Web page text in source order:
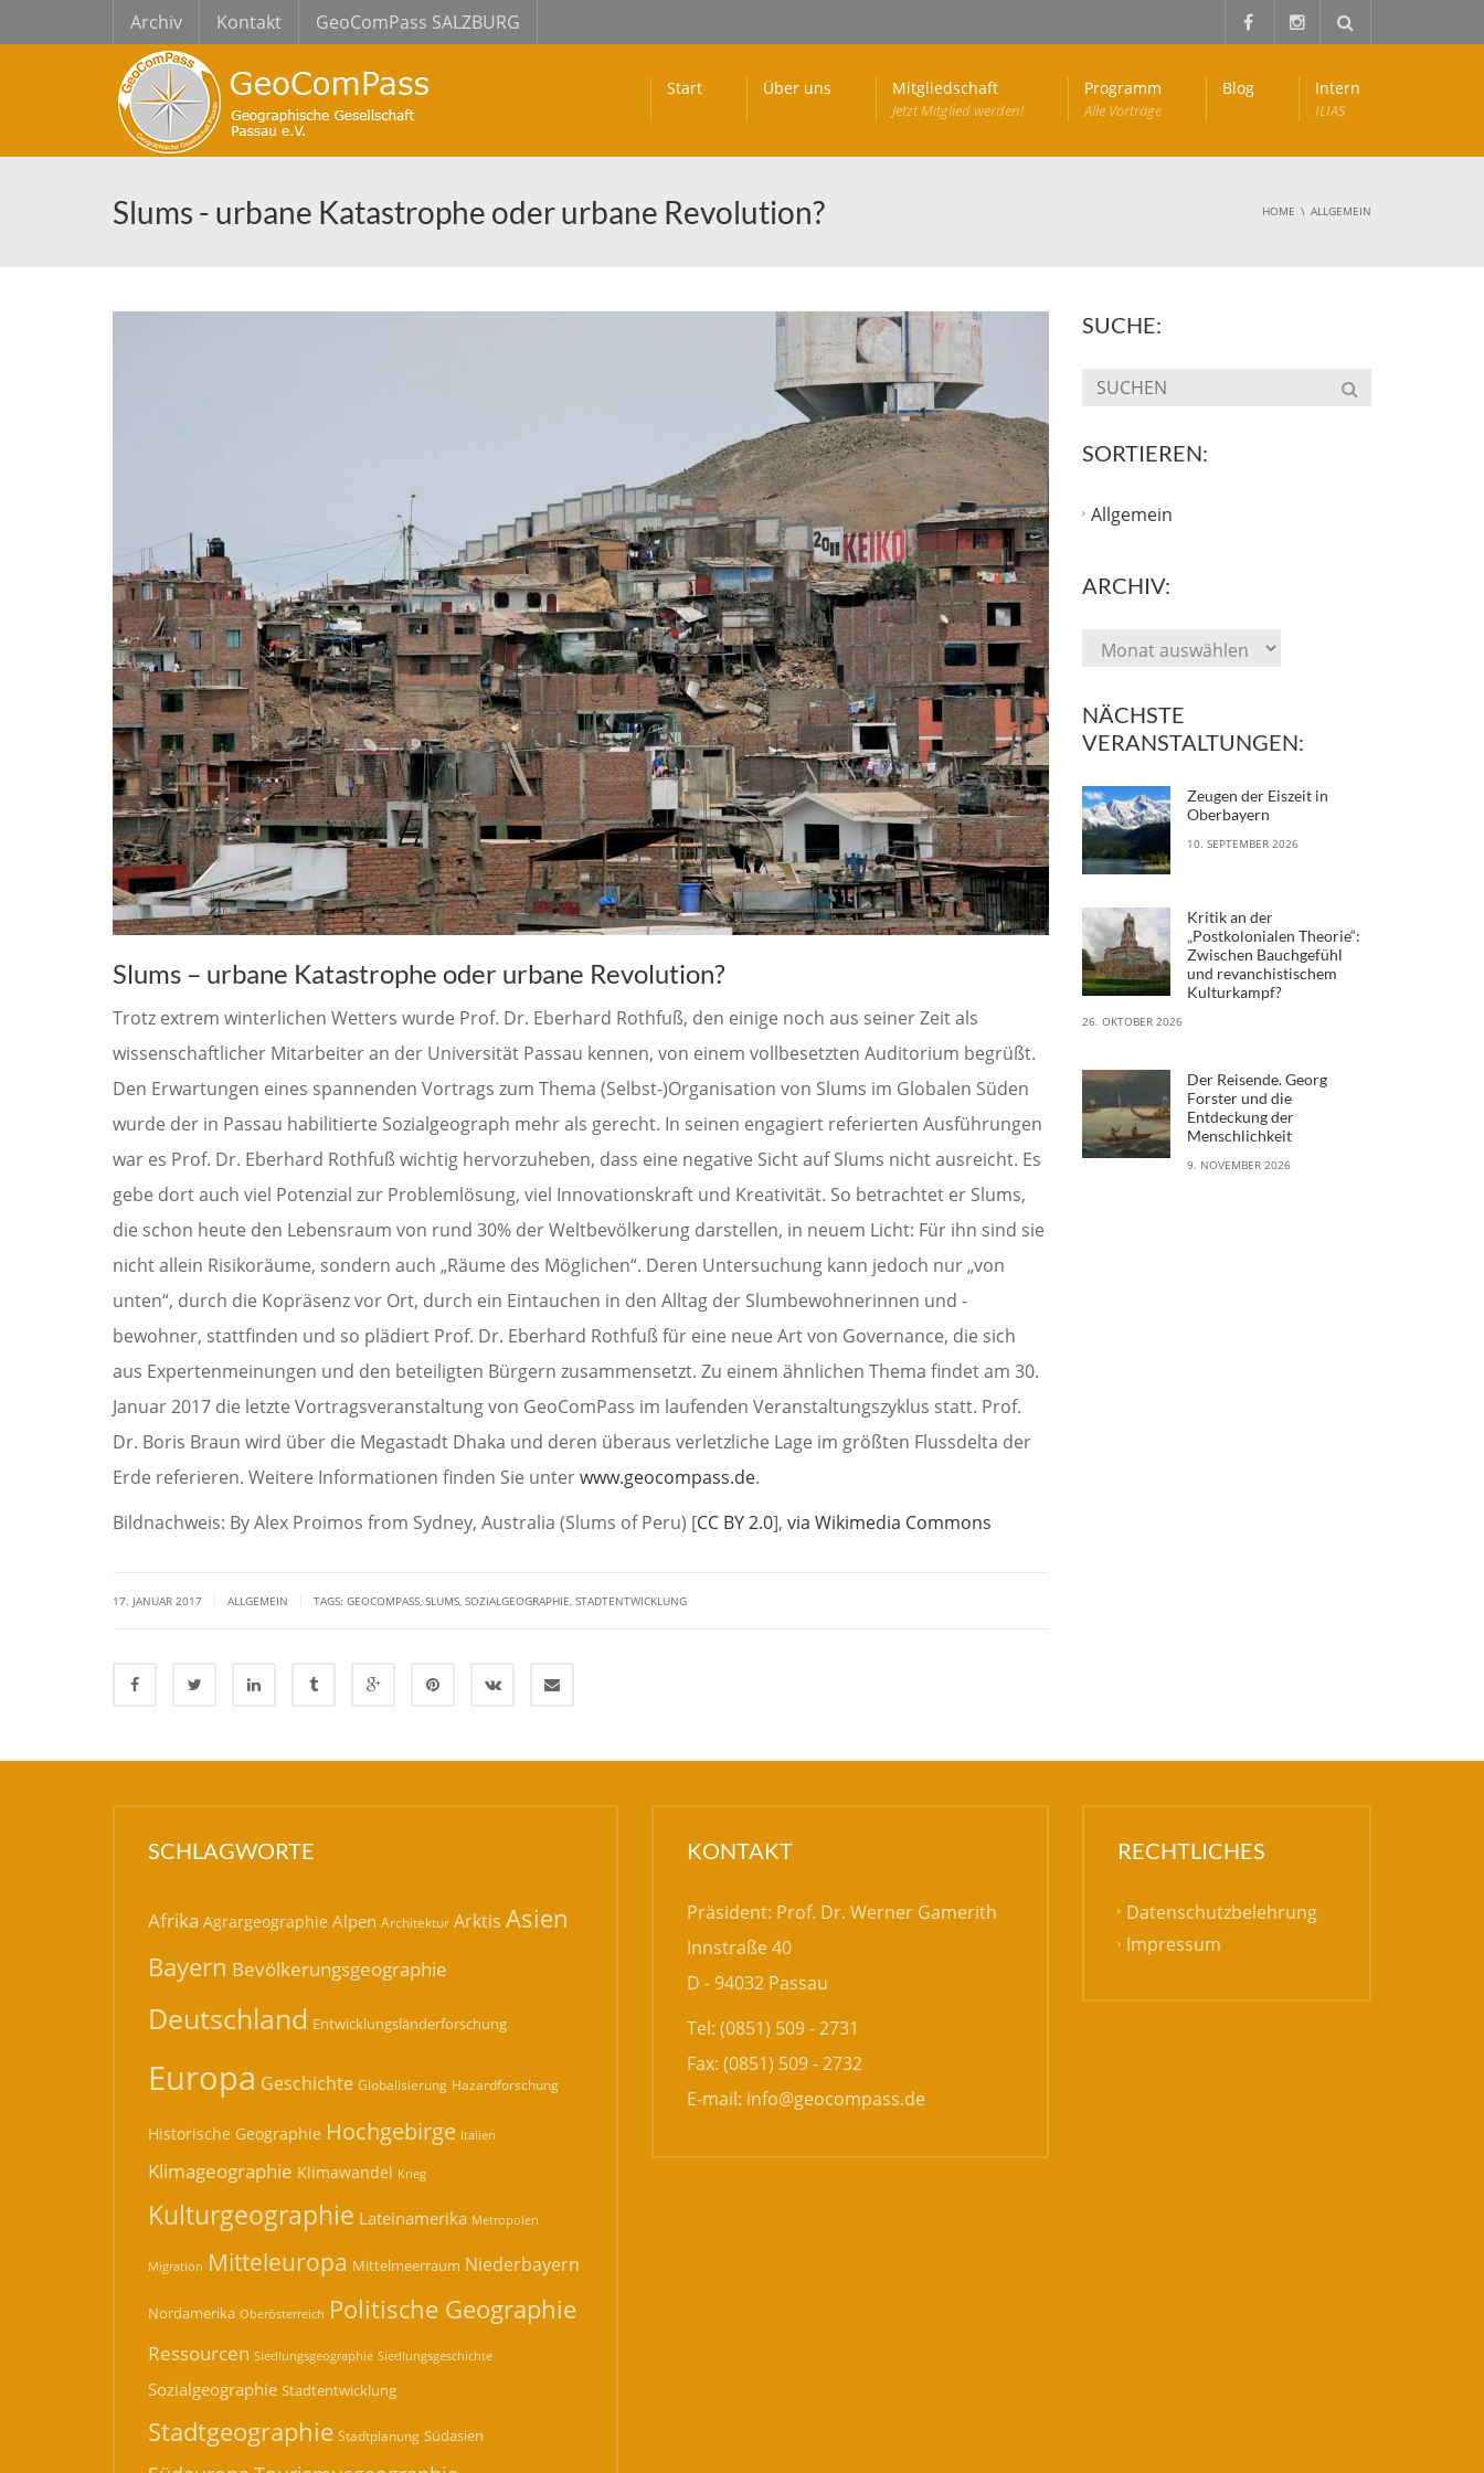
Archiv Kontakt GeoComPass SALZBURG
Start Über uns Mitgliedschaft
Jetzt Mitglied werden!
Programm
Alle Vorträge
Blog Intern
ILIAS
Slums - urbane Katastrophe oder urbane Revolution? HOME ALLGEMEIN
Slums – urbane Katastrophe oder urbane Revolution?
Trotz extrem winterlichen Wetters wurde Prof. Dr. Eberhard Rothfuß, den einige noch aus seiner Zeit als
wissenschaftlicher Mitarbeiter an der Universität Passau kennen, von einem vollbesetzten Auditorium begrüßt.
Den Erwartungen eines spannenden Vortrags zum Thema (Selbst-)Organisation von Slums im Globalen Süden
wurde der in Passau habilitierte Sozialgeograph mehr als gerecht. In seinen engagiert referierten Ausführungen
war es Prof. Dr. Eberhard Rothfuß wichtig hervorzuheben, dass eine negative Sicht auf Slums nicht ausreicht. Es
gebe dort auch viel Potenzial zur Problemlösung, viel Innovationskraft und Kreativität. So betrachtet er Slums,
die schon heute den Lebensraum von rund 30% der Weltbevölkerung darstellen, in neuem Licht: Für ihn sind sie
nicht allein Risikoräume, sondern auch „Räume des Möglichen“. Deren Untersuchung kann jedoch nur „von
unten“, durch die Kopräsenz vor Ort, durch ein Eintauchen in den Alltag der Slumbewohnerinnen und -
bewohner, stattfinden und so plädiert Prof. Dr. Eberhard Rothfuß für eine neue Art von Governance, die sich
aus Expertenmeinungen und den beteiligten Bürgern zusammensetzt. Zu einem ähnlichen Thema findet am 30.
Januar 2017 die letzte Vortragsveranstaltung von GeoComPass im laufenden Veranstaltungszyklus statt. Prof.
Dr. Boris Braun wird über die Megastadt Dhaka und deren überaus verletzliche Lage im größten Flussdelta der
Erde referieren. Weitere Informationen finden Sie unterwww.geocompass.de.
Bildnachweis: By Alex Proimos from Sydney, Australia (Slums of Peru) [CC BY 2.0], via Wikimedia Commons
17. JANUAR 2017 ALLGEMEIN TAGS: GEOCOMPASS SLUMS SOZIALGEOGRAPHIE STADTENTWICKLUNG
SUCHE:
SORTIEREN:
Allgemein
ARCHIV:
NÄCHSTE
VERANSTALTUNGEN:
Zeugen der Eiszeit in
Oberbayern
10. SEPTEMBER 2026
Kritik an der
„Postkolonialen Theorie“:
Zwischen Bauchgefühl
und revanchistischem
Kulturkampf?
26. OKTOBER 2026
Der Reisende. Georg
Forster und die
Entdeckung der
Menschlichkeit
9. NOVEMBER 2026
SCHLAGWORTE
Afrika Agrargeographie Alpen Architektur Arktis Asien
Bayern Bevölkerungsgeographie
Deutschland Entwicklungsländerforschung
Europa Geschichte Globalisierung Hazardforschung
Historische Geographie Hochgebirge Italien
Klimageographie Klimawandel Krieg
Kulturgeographie Lateinamerika Metropolen
Migration Mitteleuropa Mittelmeerraum Niederbayern
Nordamerika Oberösterreich Politische Geographie
Ressourcen Siedlungsgeographie Siedlungsgeschichte
Sozialgeographie Stadtentwicklung
Stadtgeographie Stadtplanung Südasien
KONTAKT
Präsident: Prof. Dr. Werner Gamerith
Innstraße 40
D - 94032 Passau
Tel: (0851) 509 - 2731
Fax: (0851) 509 - 2732
E-mail: info@geocompass.de
RECHTLICHES
Datenschutzbelehrung
Impressum